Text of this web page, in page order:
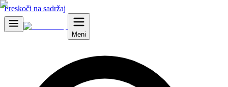
Preskoči na sadržaj
Meni